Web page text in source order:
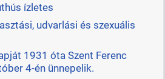
ízletes
udvarlási és szexuális
1931 óta Szent Ferenc
4-én ünnepelik.